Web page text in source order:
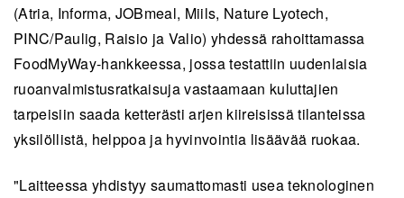
(Atria, Informa, JOBmeal, Miils, Nature Lyotech,
PINC/Paulig, Raisio ja Valio) yhdessä rahoittamassa
FoodMyWay-hankkeessa, jossa testattiin uudenlaisia
ruoanvalmistusratkaisuja vastaamaan kuluttajien
tarpeisiin saada ketterästi arjen kiireisissä tilanteissa
yksilöllistä, helppoa ja hyvinvointia lisäävää ruokaa.
"Laitteessa yhdistyy saumattomasti usea teknologinen